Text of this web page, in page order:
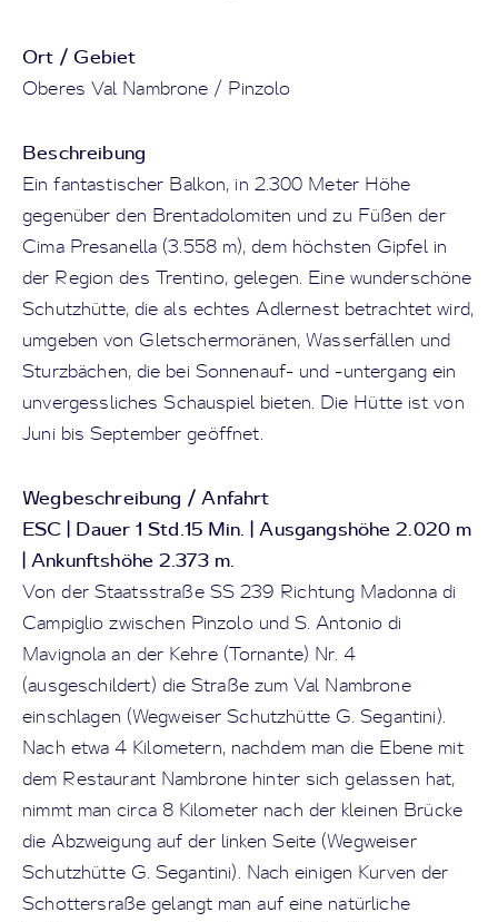
Ort / Gebiet
Oberes Val Nambrone / Pinzolo
Beschreibung
Ein fantastischer Balkon, in 2.300 Meter Höhe
gegenüber den Brentadolomiten und zu Füßen der
Cima Presanella (3.558 m), dem höchsten Gipfel in
der Region des Trentino, gelegen. Eine wunderschöne
Schutzhütte, die als echtes Adlernest betrachtet wird,
umgeben von Gletschermoränen, Wasserfällen und
Sturzbächen, die bei Sonnenauf- und -untergang ein
unvergessliches Schauspiel bieten. Die Hütte ist von
Juni bis September geöffnet.
Wegbeschreibung / Anfahrt
ESC | Dauer 1 Std.15 Min. | Ausgangshöhe 2.020 m
| Ankunftshöhe 2.373 m.
Von der Staatsstraße SS 239 Richtung Madonna di
Campiglio zwischen Pinzolo und S. Antonio di
Mavignola an der Kehre (Tornante) Nr. 4
(ausgeschildert) die Straße zum Val Nambrone
einschlagen (Wegweiser Schutzhütte G. Segantini).
Nach etwa 4 Kilometern, nachdem man die Ebene mit
dem Restaurant Nambrone hinter sich gelassen hat,
nimmt man circa 8 Kilometer nach der kleinen Brücke
die Abzweigung auf der linken Seite (Wegweiser
Schutzhütte G. Segantini). Nach einigen Kurven der
Schottersraße gelangt man auf eine natürliche